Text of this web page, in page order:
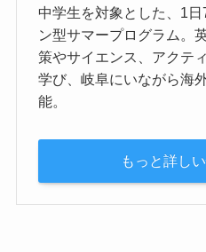
中学生を対象とした、1
ン型サマープログラム。
策やサイエンス、アクテ
学び、岐阜にいながら海
能。
もっと詳し